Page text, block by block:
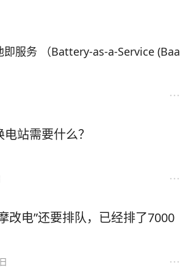
服务 （Battery-as-a-Service (Baa
户无需电池即可购买Nio ES8，ES6
约合120欧元）的租金来租赁70 kW
与CATL和其他两个合作伙伴共同
站需要什么？
改电”还要排队，已经排了7000